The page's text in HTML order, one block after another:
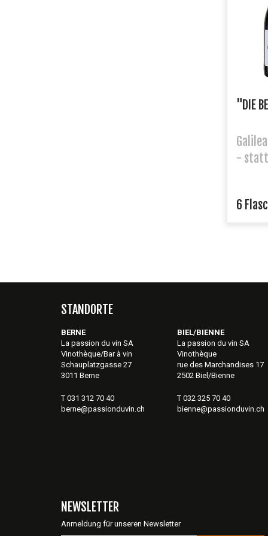
"DIE
- statt
6
STANDORTE
BERNE
La passion du vin SA
Vinothèque/Bar à vin
Schauplatzgasse 27
3011 Berne
T 031 312 70 40
berne@passionduvin.ch
BIEL/BIENNE
La passion du vin SA
Vinothèque
rue des Marchandises 17
2502 Biel/Bienne
T 032 325 70 40
bienne@passionduvin.ch
NEWSLETTER
Anmeldung für unseren Newsletter